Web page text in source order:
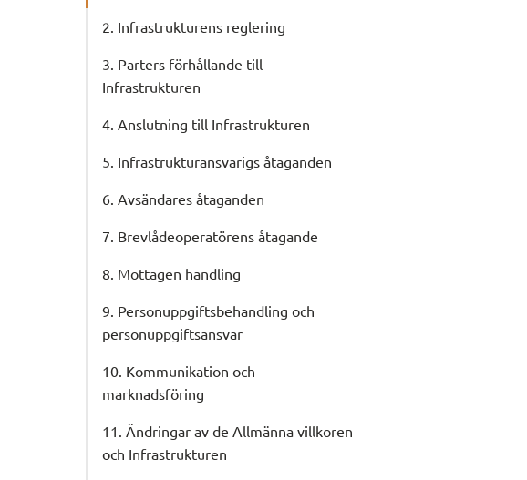
2. Infrastrukturens reglering
3. Parters förhållande till
Infrastrukturen
4. Anslutning till Infrastrukturen
5. Infrastrukturansvarigs åtaganden
6. Avsändares åtaganden
7. Brevlådeoperatörens åtagande
8. Mottagen handling
9. Personuppgiftsbehandling och
personuppgiftsansvar
10. Kommunikation och
marknadsföring
11. Ändringar av de Allmänna villkoren
och Infrastrukturen